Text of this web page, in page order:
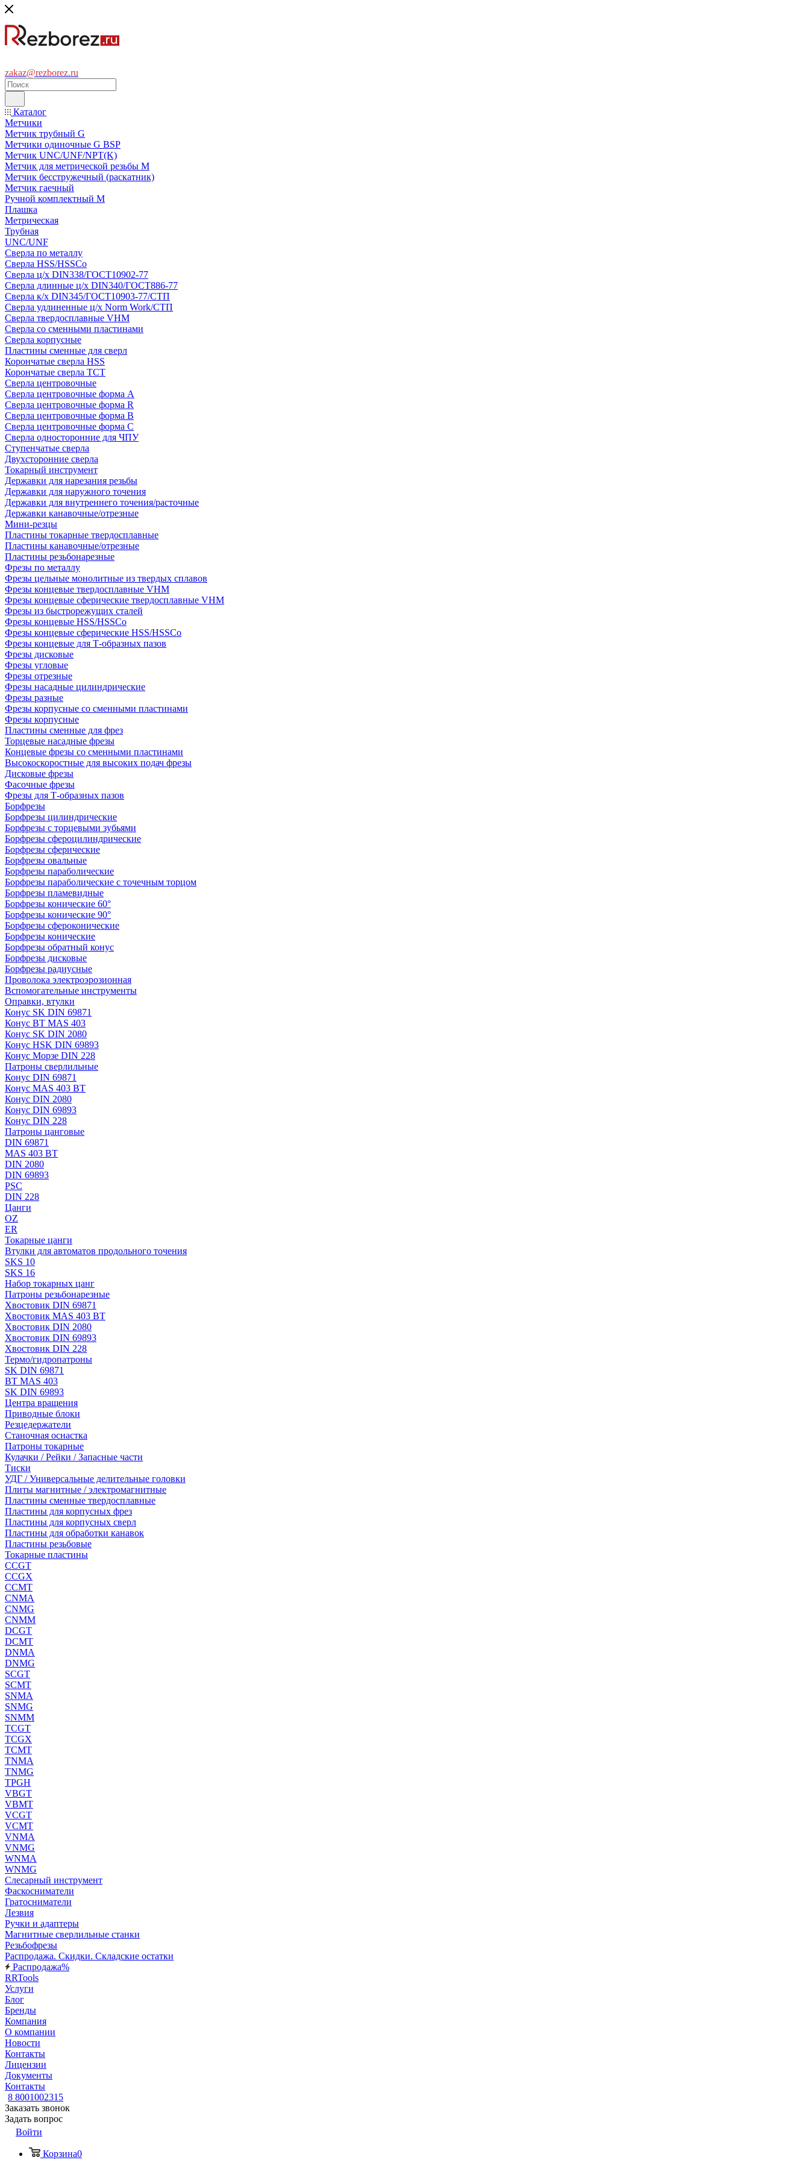
zakaz@rezborez.ru
Каталог
Метчики
Метчик трубный G
Метчики одиночные G BSP
Метчик UNC/UNF/NPT(K)
Метчик для метрической резьбы M
Метчик бесстружечный (раскатник)
Метчик гаечный
Ручной комплектный M
Плашка
Метрическая
Трубная
UNC/UNF
Сверла по металлу
Сверла HSS/HSSCo
Сверла ц/х DIN338/ГОСТ10902-77
Сверла длинные ц/х DIN340/ГОСТ886-77
Сверла к/х DIN345/ГОСТ10903-77/СТП
Сверла удлиненные ц/х Norm Work/СТП
Сверла твердосплавные VHM
Сверла со сменными пластинами
Сверла корпусные
Пластины сменные для сверл
Корончатые сверла HSS
Корончатые сверла TCT
Сверла центровочные
Сверла центровочные форма A
Сверла центровочные форма R
Сверла центровочные форма B
Сверла центровочные форма C
Сверла односторонние для ЧПУ
Ступенчатые сверла
Двухсторонние сверла
Токарный инструмент
Державки для нарезания резьбы
Державки для наружного точения
Державки для внутреннего точения/расточные
Державки канавочные/отрезные
Мини-резцы
Пластины токарные твердосплавные
Пластины канавочные/отрезные
Пластины резьбонарезные
Фрезы по металлу
Фрезы цельные монолитные из твердых сплавов
Фрезы концевые твердосплавные VHM
Фрезы концевые сферические твердосплавные VHM
Фрезы из быстрорежущих сталей
Фрезы концевые HSS/HSSCo
Фрезы концевые сферические HSS/HSSCo
Фрезы концевые для Т-образных пазов
Фрезы дисковые
Фрезы угловые
Фрезы отрезные
Фрезы насадные цилиндрические
Фрезы разные
Фрезы корпусные со сменными пластинами
Фрезы корпусные
Пластины сменные для фрез
Торцевые насадные фрезы
Концевые фрезы со сменными пластинами
Высокоскоростные для высоких подач фрезы
Дисковые фрезы
Фасочные фрезы
Фрезы для Т-образных пазов
Борфрезы
Борфрезы цилиндрические
Борфрезы с торцевыми зубьями
Борфрезы сфероцилиндрические
Борфрезы сферические
Борфрезы овальные
Борфрезы параболические
Борфрезы параболические с точечным торцом
Борфрезы пламевидные
Борфрезы конические 60°
Борфрезы конические 90°
Борфрезы сфероконические
Борфрезы конические
Борфрезы обратный конус
Борфрезы дисковые
Борфрезы радиусные
Проволока электроэрозионная
Вспомогательные инструменты
Оправки, втулки
Конус SK DIN 69871
Конус BT MAS 403
Конус SK DIN 2080
Конус HSK DIN 69893
Конус Морзе DIN 228
Патроны сверлильные
Конус DIN 69871
Конус MAS 403 BT
Конус DIN 2080
Конус DIN 69893
Конус DIN 228
Патроны цанговые
DIN 69871
MAS 403 BT
DIN 2080
DIN 69893
PSC
DIN 228
Цанги
OZ
ER
Токарные цанги
Втулки для автоматов продольного точения
SKS 10
SKS 16
Набор токарных цанг
Патроны резьбонарезные
Хвостовик DIN 69871
Хвостовик MAS 403 BT
Хвостовик DIN 2080
Хвостовик DIN 69893
Хвостовик DIN 228
Термо/гидропатроны
SK DIN 69871
BT MAS 403
SK DIN 69893
Центра вращения
Приводные блоки
Резцедержатели
Станочная оснастка
Патроны токарные
Кулачки / Рейки / Запасные части
Тиски
УДГ / Универсальные делительные головки
Плиты магнитные / электромагнитные
Пластины сменные твердосплавные
Пластины для корпусных фрез
Пластины для корпусных сверл
Пластины для обработки канавок
Пластины резьбовые
Токарные пластины
CCGT
CCGX
CCMT
CNMA
CNMG
CNMM
DCGT
DCMT
DNMA
DNMG
SCGT
SCMT
SNMA
SNMG
SNMM
TCGT
TCGX
TCMT
TNMA
TNMG
TPGH
VBGT
VBMT
VCGT
VCMT
VNMA
VNMG
WNMA
WNMG
Слесарный инструмент
Фаскосниматели
Гратосниматели
Лезвия
Ручки и адаптеры
Магнитные сверлильные станки
Резьбофрезы
Распродажа. Скидки. Складские остатки
Распродажа%
RRTools
Услуги
Блог
Бренды
Компания
О компании
Новости
Контакты
Лицензии
Документы
Контакты
8 8001002315
Заказать звонок
Задать вопрос
Войти
Корзина0